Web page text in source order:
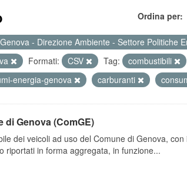
Ordina per
- Direzione Ambiente - Settore Politiche
Formati: CSV Tag: combustibili
energia-genova carburanti
Genova (ComGE)
dei veicoli ad uso del Comune di Genova,
riportati in forma aggregata, in funzione...